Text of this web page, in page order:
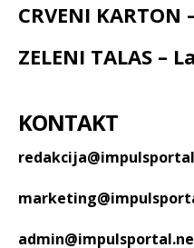
CRVENI
ZELENI TALAS –
KONTAKT